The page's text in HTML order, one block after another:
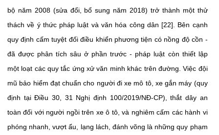
bộ năm 2008 (sửa đổi, bổ sung năm 2018) trở thành một thử
thách về ý thức pháp luật và văn hóa công dân [22]. Bên cạnh
quy định cấm tuyệt đối điều khiển phương tiện có nồng độ cồn -
đã được phân tích sâu ở phần trước - pháp luật còn thiết lập
một loạt các quy tắc ứng xử văn minh khác trên đường. Việc đội
mũ bảo hiểm đạt chuẩn cho người đi xe mô tô, xe gắn máy (quy
định tại Điều 30, 31 Nghị định 100/2019/NĐ-CP), thắt dây an
toàn đối với người ngồi trên xe ô tô, và nghiêm cấm các hành vi
phóng nhanh, vượt ẩu, lạng lách, đánh võng là những quy phạm